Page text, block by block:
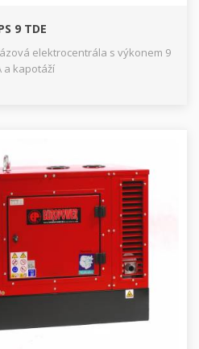
9 TDE
elektrocentrála s výkonem 9
a kapotáží